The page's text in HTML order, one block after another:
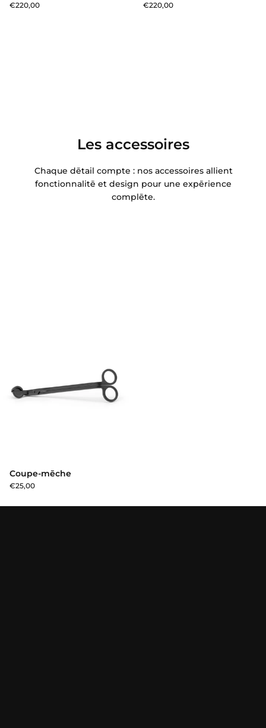
€220,00 €220,00
Les accessoires
Chaque dētail compte : nos accessoires allient
fonctionnalitē et design pour une expērience
complēte.
Coupe-mēche
€25,00